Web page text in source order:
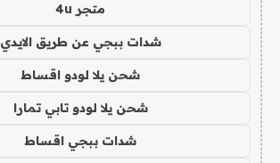
متجر 4u
شدات ببجي عن طريق الايدي
شحن يلا لودو اقساط
شحن يلا لودو تابي تمارا
شدات ببجي اقساط